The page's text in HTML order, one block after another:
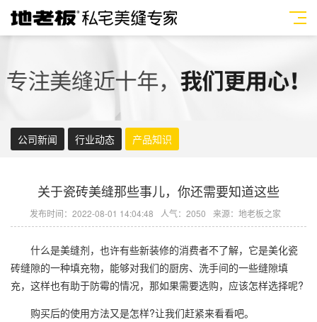
公司新闻 行业动态 产品知识
关于瓷砖美缝那些事儿，你还需要知道这些
发布时间：2022-08-01 14:04:48 人气：2050 来源：地老板之家
什么是美缝剂，也许有些新装修的消费者不了解，它是美化瓷
砖缝隙的一种填充物，能够对我们的厨房、洗手间的一些缝隙填
充，这样也有助于防霉的情况，那如果需要选购，应该怎样选择呢?
购买后的使用方法又是怎样?让我们赶紧来看看吧。